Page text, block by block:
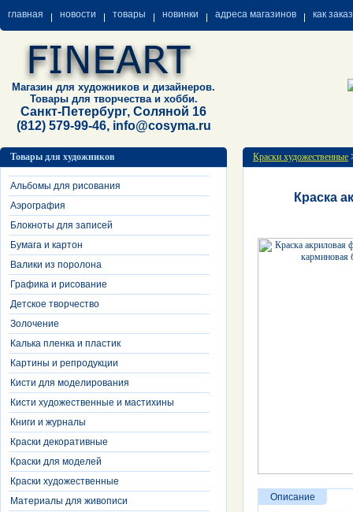
главная новости товары новинки адреса магазинов как
Магазин для художников и дизайнеров.
Товары для творчества и хобби.
Санкт-Петербург, Соляной 16
(812) 579-99-46, info@cosyma.ru
Товары для художников
Альбомы для рисования
Аэрография
Блокноты для записей
Бумага и картон
Валики из поролона
Графика и рисование
Детское творчество
Золочение
Калька пленка и пластик
Картины и репродукции
Кисти для моделирования
Кисти художественные и мастихины
Книги и журналы
Краски декоративные
Краски для моделей
Краски художественные
Материалы для живописи
Краски художественные
Краска
Описание